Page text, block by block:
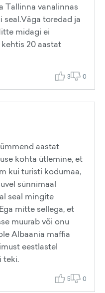
Tallinna vanalinnas
seal.Väga toredad ja
midagi ei
20 aastat
3 0
aastat
kohta ütlemine, et
kui turisti kodumaa,
sünnimaal
seal mingite
mitte sellega, et
muurab või onu
Albaania maffia
eestlastel
teki.
5 0